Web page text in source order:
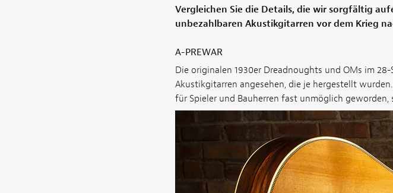
Vergleichen Sie die Details, die wir sorgfältig
unbezahlbaren Akustikgitarren vor dem Krieg
A-PREWAR
Die originalen 1930er Dreadnoughts und OMs im
Akustikgitarren angesehen, die je hergestellt
für Spieler und Bauherren fast unmöglich geworden,